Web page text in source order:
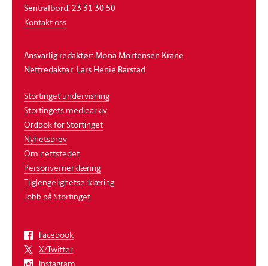
Sentralbord: 23 31 30 50
Kontakt oss
Ansvarlig redaktør: Mona Mortensen Krane
Nettredaktør: Lars Henie Barstad
Stortinget undervisning
Stortingets mediearkiv
Ordbok for Stortinget
Nyhetsbrev
Om nettstedet
Personvernerklæring
Tilgjengelighetserklæring
Jobb på Stortinget
Facebook
X/Twitter
Instagram